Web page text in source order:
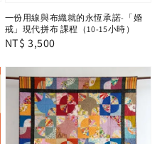
一份用線與布織就的永恆承諾-「婚
戒」現代拼布 課程（10-15小時）
Regular
NT$ 3,500